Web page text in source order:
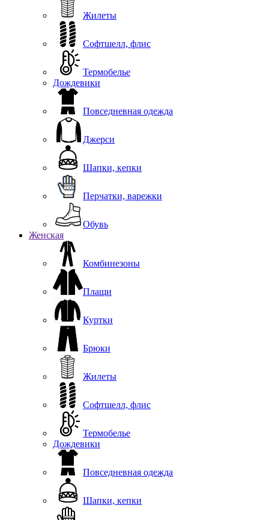
Жилеты
Софтшелл, флис
Термобелье
Дождевики
Повседневная одежда
Джерси
Шапки, кепки
Перчатки, варежки
Обувь
Женская
Комбинезоны
Плащи
Куртки
Брюки
Жилеты
Софтшелл, флис
Термобелье
Дождевики
Повседневная одежда
Шапки, кепки